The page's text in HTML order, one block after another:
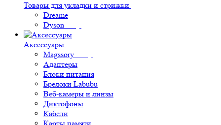
Товары для укладки и стрижки
Dreame
Dyson
Аксессуары
Magssory
Адаптеры
Блоки питания
Брелоки Labubu
Веб-камеры и линзы
Диктофоны
Кабели